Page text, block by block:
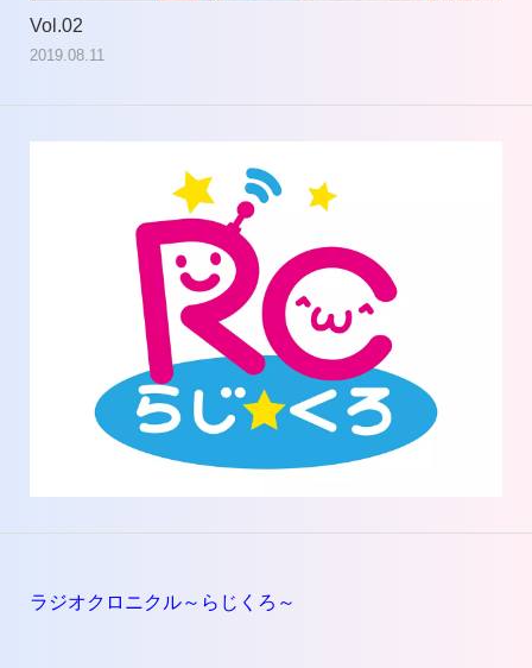
Vol.02
2019.08.11
ラジオクロニクル～らじくろ～